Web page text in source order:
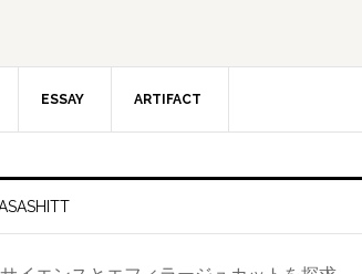
ESSAY ARTIFACT